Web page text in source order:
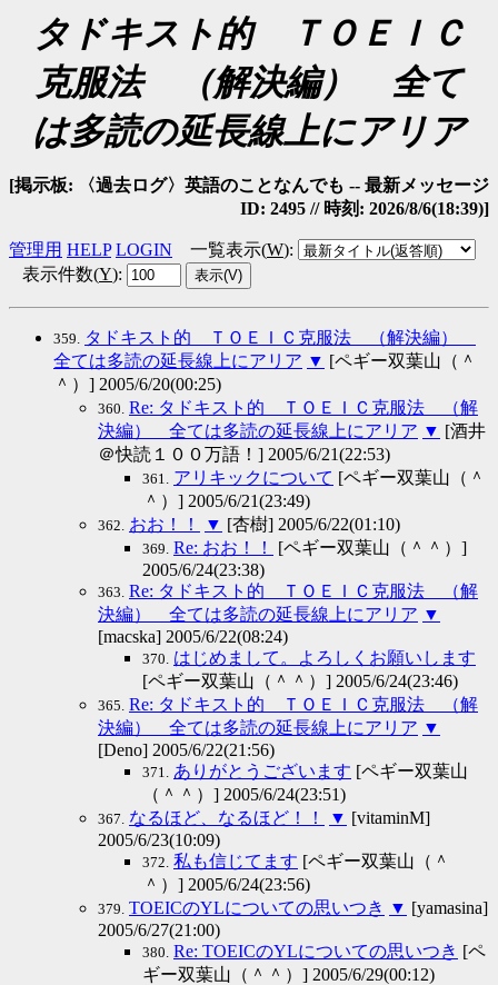
タドキスト的 ＴＯＥＩＣ
克服法 （解決編） 全て
は多読の延長線上にアリア
[掲示板: 〈過去ログ〉英語のことなんでも -- 最新メッセージ
ID: 2495 // 時刻: 2026/8/6(18:39)]
管理用 HELP LOGIN 一覧表示(W):
表示件数(Y):
359.
タドキスト的 ＴＯＥＩＣ克服法 （解決編）
全ては多読の延長線上にアリア ▼ [ペギー双葉山（＾
＾）] 2005/6/20(00:25)
360. Re: タドキスト的 ＴＯＥＩＣ克服法 （解
決編） 全ては多読の延長線上にアリア ▼ [酒井
＠快読１００万語！] 2005/6/21(22:53)
361. アリキックについて [ペギー双葉山（＾
＾）] 2005/6/21(23:49)
362. おお！！ ▼ [杏樹] 2005/6/22(01:10)
369. Re: おお！！
[ペギー双葉山（＾＾）]
2005/6/24(23:38)
363. Re: タドキスト的 ＴＯＥＩＣ克服法 （解
決編） 全ては多読の延長線上にアリア ▼
[macska] 2005/6/22(08:24)
370. はじめまして。よろしくお願いします
[ペギー双葉山（＾＾）] 2005/6/24(23:46)
365. Re: タドキスト的 ＴＯＥＩＣ克服法 （解
決編） 全ては多読の延長線上にアリア ▼
[Deno] 2005/6/22(21:56)
371. ありがとうございます [ペギー双葉山
（＾＾）] 2005/6/24(23:51)
367. なるほど、なるほど！！ ▼ [vitaminM]
2005/6/23(10:09)
372. 私も信じてます [ペギー双葉山（＾
＾）] 2005/6/24(23:56)
379. TOEICのYLについての思いつき ▼ [yamasina]
2005/6/27(21:00)
380. Re: TOEICのYLについての思いつき [ペ
ギー双葉山（＾＾）] 2005/6/29(00:12)